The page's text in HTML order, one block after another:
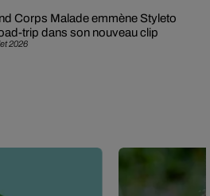
2026
Corps Malade emmène Styleto
trip dans son nouveau clip